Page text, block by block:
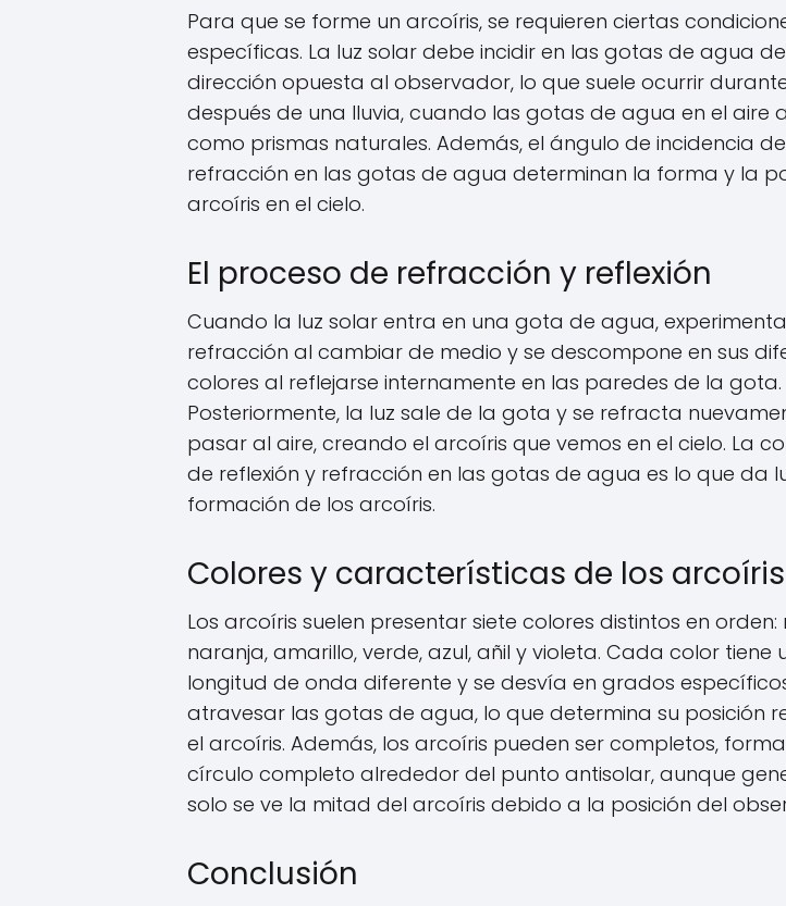
Para que se forme un arcoíris, se requieren ciertas
específicas. La luz solar debe incidir en las gotas de agua
dirección opuesta al observador, lo que suele ocurrir
después de una lluvia, cuando las gotas de agua en el aire
como prismas naturales. Además, el ángulo de incidencia
refracción en las gotas de agua determinan la forma y la
arcoíris en el cielo.
El proceso de refracción y reflexión
Cuando la luz solar entra en una gota de agua, experimenta
refracción al cambiar de medio y se descompone en sus
colores al reflejarse internamente en las paredes de la gota.
Posteriormente, la luz sale de la gota y se refracta
pasar al aire, creando el arcoíris que vemos en el cielo. La
de reflexión y refracción en las gotas de agua es lo que da
formación de los arcoíris.
Colores y características de los arcoíris
Los arcoíris suelen presentar siete colores distintos en orden:
naranja, amarillo, verde, azul, añil y violeta. Cada color tiene
longitud de onda diferente y se desvía en grados
atravesar las gotas de agua, lo que determina su posición
el arcoíris. Además, los arcoíris pueden ser completos,
círculo completo alrededor del punto antisolar, aunque
solo se ve la mitad del arcoíris debido a la posición del
Conclusión